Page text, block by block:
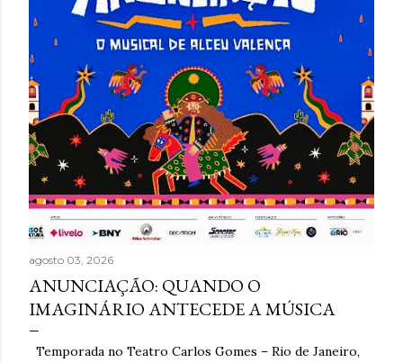
s
a
g
e
n
s
agosto 03, 2026
ANUNCIAÇÃO: QUANDO O
IMAGINÁRIO ANTECEDE A MÚSICA
Temporada no Teatro Carlos Gomes – Rio de Janeiro,